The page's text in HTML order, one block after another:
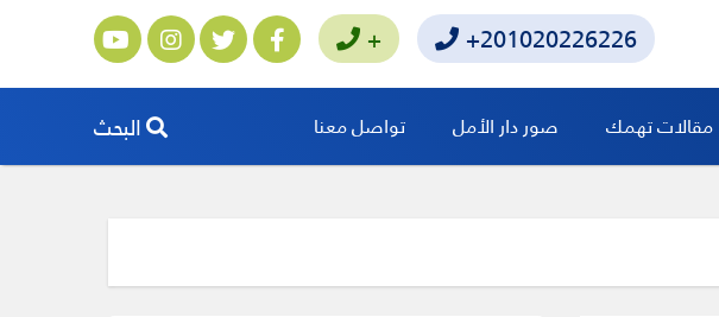
+201020226226
+
مقالات تهمك صور دار الأمل تواصل معنا البحث